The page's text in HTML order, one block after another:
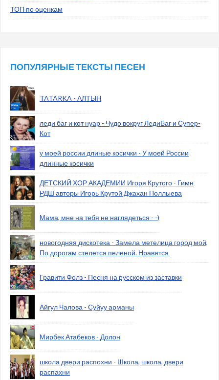
ТОП по оценкам
ПОПУЛЯРНЫЕ ТЕКСТЫ ПЕСЕН
TATARKA - АЛТЫН
леди баг и кот нуар - Чудо вокруг ЛедиБаг и Супер-
Кот
у моей россии длиные косички - У моей России
длинные косички
ДЕТСКИЙ ХОР АКАДЕМИИ Игоря Крутого - Гимн
РДШ авторы Игорь Крутой Джахан Поллыева
Мама, мне на тебя не наглядеться - -)
новогодняя дискотека - Замела метелица город мой,
По дорогам стелется пеленой. Нравятся
Гравити Фолз - Песня на русском из заставки
Айгул Чалова - Суйуу арманы
Мирбек Атабеков - Долон
школа двери распохни - Школа, школа, двери
распахни